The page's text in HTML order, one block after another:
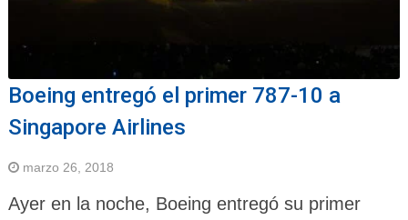
Boeing entregó el primer 787-10 a
Singapore Airlines
marzo 26, 2018
Ayer en la noche, Boeing entregó su primer